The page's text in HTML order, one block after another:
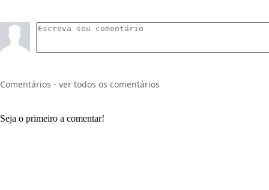
Comentários - ver todos os comentários
Seja o primeiro a comentar!